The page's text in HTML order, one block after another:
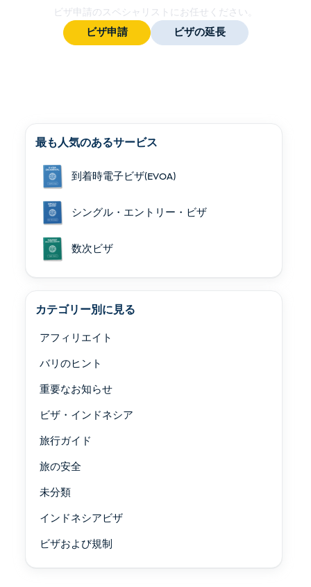
ビザ申請のスペシャリストにお任せください。
ビザ申請 ビザの延長
最も人気のあるサービス
到着時電子ビザ(EVOA)
シングル・エントリー・ビザ
数次ビザ
カテゴリー別に見る
アフィリエイト
バリのヒント
重要なお知らせ
ビザ・インドネシア
旅行ガイド
旅の安全
未分類
インドネシアビザ
ビザおよび規制